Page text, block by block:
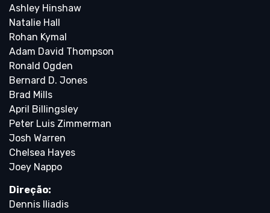
Ashley Hinshaw
Natalie Hall
Rohan Kymal
Adam David Thompson
Ronald Ogden
Bernard D. Jones
Brad Mills
April Billingsley
Peter Luis Zimmerman
Josh Warren
Chelsea Hayes
Joey Nappo
Direção:
Dennis Iliadis